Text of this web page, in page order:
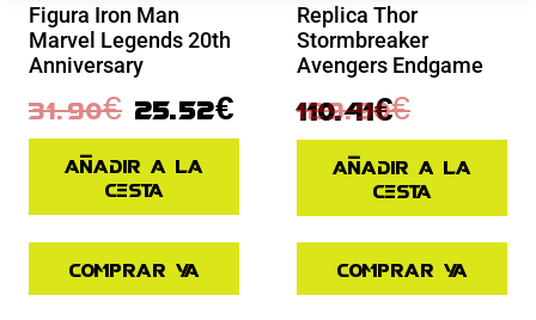
Figura Iron Man
Marvel Legends 20th
Anniversary
31.90€ 25.52€
Añadir a la
cesta
Comprar ya
Replica Thor
Stormbreaker
Avengers Endgame
129.90€
110.41€
Añadir a la
cesta
Comprar ya